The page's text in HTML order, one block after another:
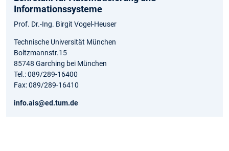
Informationssysteme
Prof. Dr.-Ing. Birgit Vogel-Heuser
Technische Universität München
Boltzmannstr.15
85748 Garching bei München
Tel.: 089/289-16400
Fax: 089/289-16410
info.ais@ed.tum.de